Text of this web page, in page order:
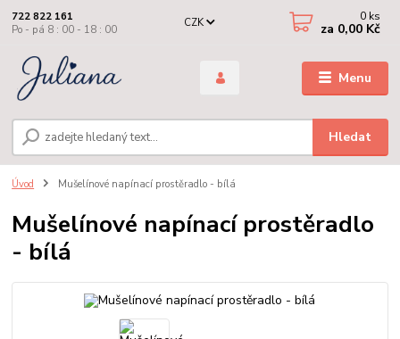
Menu
CZK
Hledat
722 822 161
Po - pá 8 : 00 - 18 : 00
0 ks
za 0,00 Kč
Úvod Mušelínové napínací prostěradlo - bílá
Mušelínové napínací prostěradlo
- bílá